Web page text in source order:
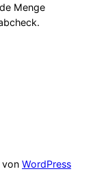
Menge
von WordPress